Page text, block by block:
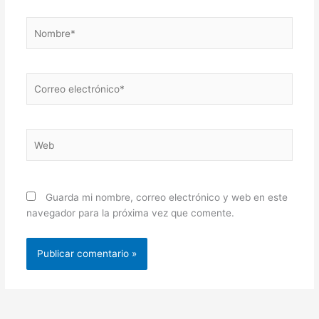
electrónico*
Guarda mi nombre, correo electrónico y web en este
navegador para la próxima vez que comente.